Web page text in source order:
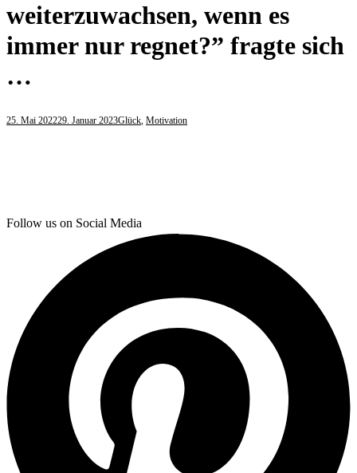
weiterzuwachsen, wenn es
immer nur regnet?” fragte sich
…
25. Mai 202229. Januar 2023Glück Motivation
Follow us on Social Media